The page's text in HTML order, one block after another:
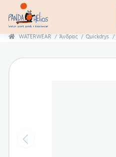
WATERWEAR / Άνδρας / Quickdrys /